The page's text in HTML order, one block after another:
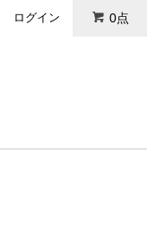
ログイン 0点